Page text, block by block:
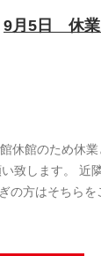
9月5日 休業
休館のため休業
致します。 近
の方はそちら